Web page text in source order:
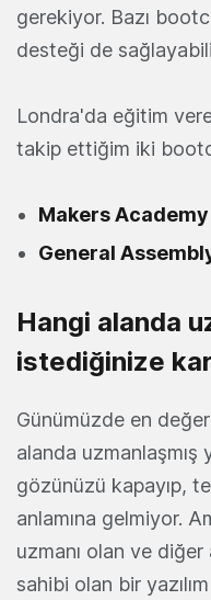
gerekiyor. Bazı
desteği de
Londra'da eğitim
takip ettiğim iki
Makers Academy
General
Hangi alanda
istediğinize
Günümüzde en
alanda uzmanlaşmış
gözünüzü kapayıp,
anlamına gelmiyor.
uzmanı olan ve
sahibi olan bir